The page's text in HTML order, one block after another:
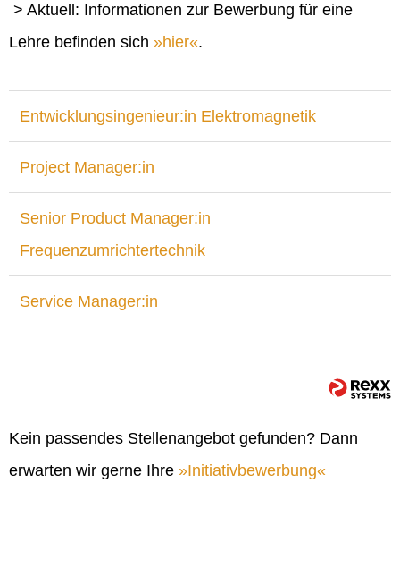
> Aktuell: Informationen zur Bewerbung für eine
Lehre befinden sich
hier .
Entwicklungsingenieur:in Elektromagnetik
Project Manager:in
Senior Product Manager:in
Frequenzumrichtertechnik
Service Manager:in
Kein passendes Stellenangebot gefunden? Dann
erwarten wir gerne Ihre
Initiativbewerbung